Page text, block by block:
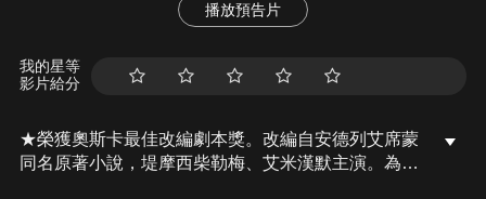
播放預告片
我的星等
影片給分
★榮獲奧斯卡最佳改編劇本獎。改編自安德列艾席蒙
同名原著小說，堤摩西柴勒梅、艾米漢默主演。為時